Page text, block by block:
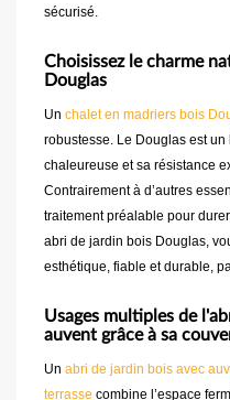
sécurisé.
Choisissez le charme
Douglas
Un chalet en madriers bois
robustesse. Le Douglas est
chaleureuse et sa résistance
Contrairement à d’autres
traitement préalable pour
abri de jardin bois Douglas,
esthétique, fiable et durable,
Usages multiples de
auvent grâce à sa
Un abri de jardin bois avec
terrasse combine l’espace